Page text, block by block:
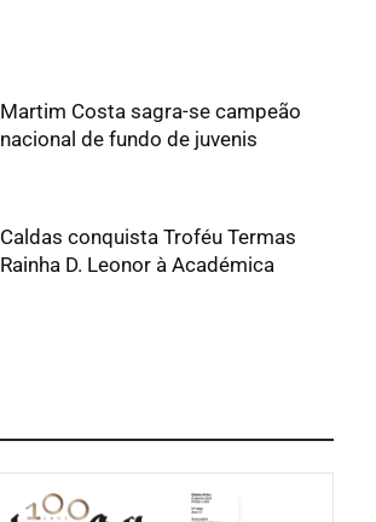
Martim Costa sagra-se campeão
nacional de fundo de juvenis
Caldas conquista Troféu Termas
Rainha D. Leonor à Académica